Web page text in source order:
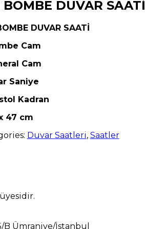
BOMBE DUVAR SAATİ
DUVAR SAATİ
Cam
Cam
Saniye
Kadran
47 cm
Duvar Saatleri, Saatler
B Ümraniye/İstanbul